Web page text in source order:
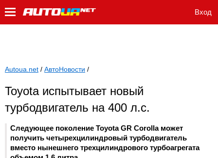
Вход
Autoua.net / АвтоНовости /
Toyota испытывает новый
турбодвигатель на 400 л.с.
Следующее поколение Toyota GR Corolla может
получить четырехцилиндровый турбодвигатель
вместо нынешнего трехцилиндрового турбоагрегата